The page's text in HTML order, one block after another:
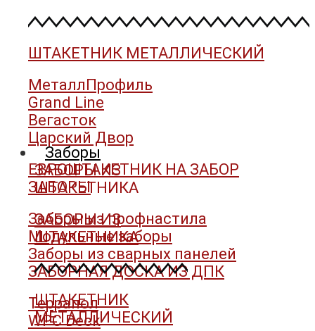
Заборы
ЗАБОРЫ ИЗ
ШТАКЕТНИКА
ЗАБОРЫ ИЗ
ШТАКЕТНИКА
ШТАКЕТНИК
МЕТАЛЛИЧЕСКИЙ
ШТАКЕТНИК МЕТАЛЛИЧЕСКИЙ
МеталлПрофиль
Grand Line
Вегасток
Царский Двор
ЕВРОШТАКЕТНИК НА ЗАБОР
ЗАБОРЫ
Заборы из профнастила
Модульные заборы
Заборы из сварных панелей
ЗАБОРНАЯ ДОСКА ИЗ ДПК
Террапол
WPC Deck